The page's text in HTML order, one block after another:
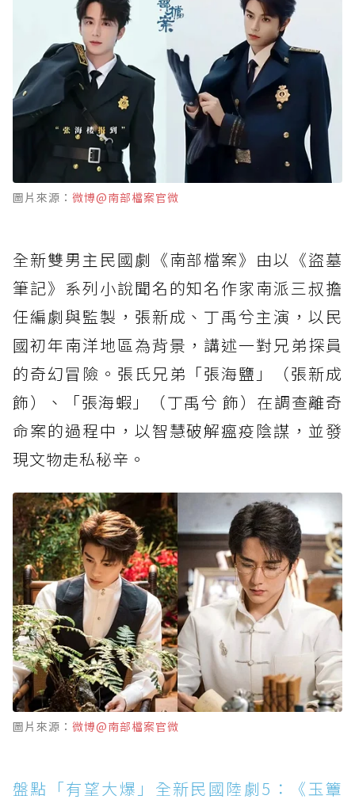
圖片來源： 微博@南部檔案官微
全新雙男主民國劇《南部檔案》由以《盜墓
筆記》系列小說聞名的知名作家南派三叔擔
任編劇與監製，張新成、丁禹兮主演，以民
國初年南洋地區為背景，講述一對兄弟探員
的奇幻冒險。張氏兄弟「張海鹽」（張新成
飾）、「張海蝦」（丁禹兮 飾）在調查離奇
命案的過程中，以智慧破解瘟疫陰謀，並發
現文物走私秘辛。
圖片來源： 微博@南部檔案官微
盤點「有望大爆」全新民國陸劇5：《玉簟